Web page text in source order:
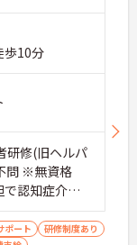
で
、お
と
歩10分
研修(旧ヘルパ
認知症介護
ポート
研修制度あり